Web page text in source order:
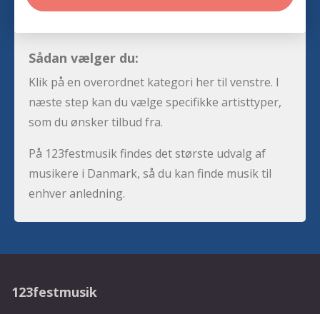
Sådan vælger du:
Klik på en overordnet kategori her til venstre. I
næste step kan du vælge specifikke artisttyper,
som du ønsker tilbud fra.
På 123festmusik findes det største udvalg af
musikere i Danmark, så du kan finde musik til
enhver anledning.
123festmusik